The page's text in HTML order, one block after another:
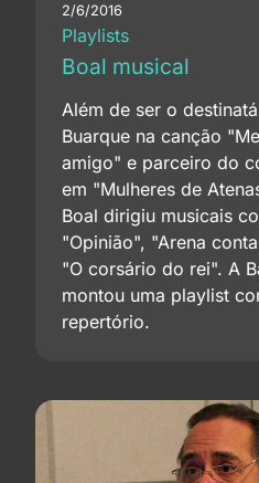
2/6/2016
Playlists
Boal musical
Além de ser o
Buarque na canção
amigo" e parceiro do
em "Mulheres de
Boal dirigiu musicais
"Opinião", "Arena
"O corsário do rei". A
montou uma playlist
repertório.